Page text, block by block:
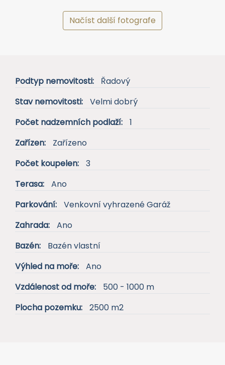
Načíst další fotografe
Podtyp nemovitosti:
Řadový
Stav nemovitosti:
Velmi dobrý
Počet nadzemních podlaží:
1
Zařízen:
Zařízeno
Počet koupelen:
3
Terasa:
Ano
Parkování:
Venkovní vyhrazené Garáž
Zahrada:
Ano
Bazén:
Bazén vlastní
Výhled na moře:
Ano
Vzdálenost od moře:
500 - 1000 m
Plocha pozemku:
2500 m2